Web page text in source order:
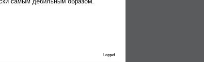
Logged